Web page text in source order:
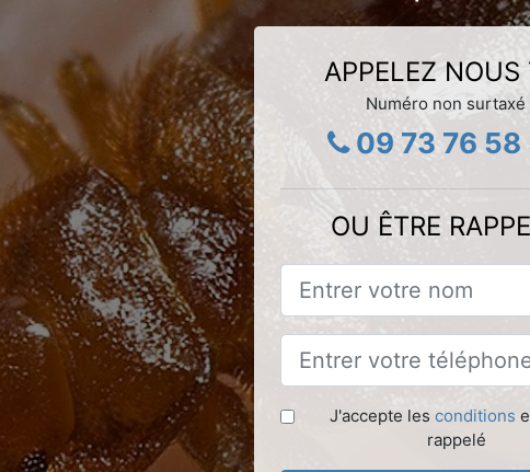
APPELEZ
Numéro non surtaxé
09 73 76 58
OU ÊTRE
J'accepte les conditions
rappelé